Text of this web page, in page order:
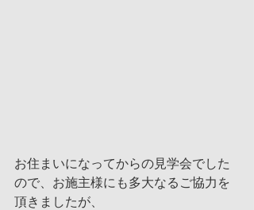
お住まいになってからの見学会でした
ので、お施主様にも多大なるご協力を
頂きましたが、